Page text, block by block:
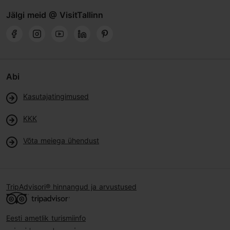
Jälgi meid @ VisitTallinn
Abi
Kasutajatingimused
KKK
Võta meiega ühendust
TripAdvisori® hinnangud ja arvustused
Eesti ametlik turismiinfo